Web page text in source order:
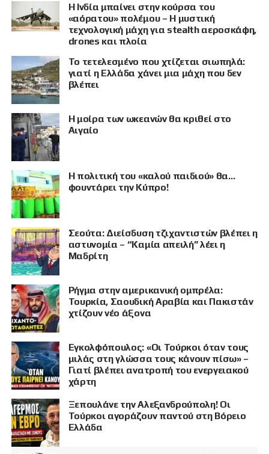
Η Ινδία μπαίνει στην κούρσα του
«αόρατου» πολέμου – Η μυστική
τεχνολογική μάχη για stealth αεροσκάφη,
drones και πλοία
Το τετελεσμένο που χτίζεται σιωπηλά:
γιατί η Ελλάδα χάνει μια μάχη που δεν
βλέπει
Η μοίρα των ωκεανών θα κριθεί στο
Αιγαίο
Η πολιτική του «καλού παιδιού» θα…
φουντάρει την Κύπρο!
Σεούτα: Διείσδυση τζιχαντιστών βλέπει η
αστυνομία – “Καμία απειλή” λέει η
Μαδρίτη
Ρήγμα στην αμερικανική ομπρέλα:
Τουρκία, Σαουδική Αραβία και Πακιστάν
χτίζουν νέο άξονα
Εγκολφόπουλος: «Οι Τούρκοι όταν τους
μιλάς στη γλώσσα τους κάνουν πίσω» –
Γιατί βλέπει ανατροπή του ενεργειακού
χάρτη
Ξεπουλάνε την Αλεξανδρούπολη! Οι
Τούρκοι αγοράζουν παντού στη Βόρειο
Ελλάδα